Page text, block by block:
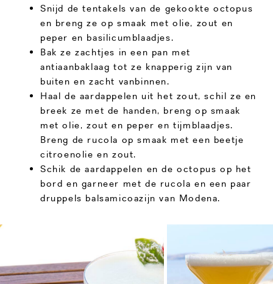
Snijd de tentakels van de gekookte octopus
en breng ze op smaak met olie, zout en
peper en basilicumblaadjes.
Bak ze zachtjes in een pan met
antiaanbaklaag tot ze knapperig zijn van
buiten en zacht vanbinnen.
Haal de aardappelen uit het zout, schil ze en
breek ze met de handen, breng op smaak
met olie, zout en peper en tijmblaadjes.
Breng de rucola op smaak met een beetje
citroenolie en zout.
Schik de aardappelen en de octopus op het
bord en garneer met de rucola en een paar
druppels balsamicoazijn van Modena.